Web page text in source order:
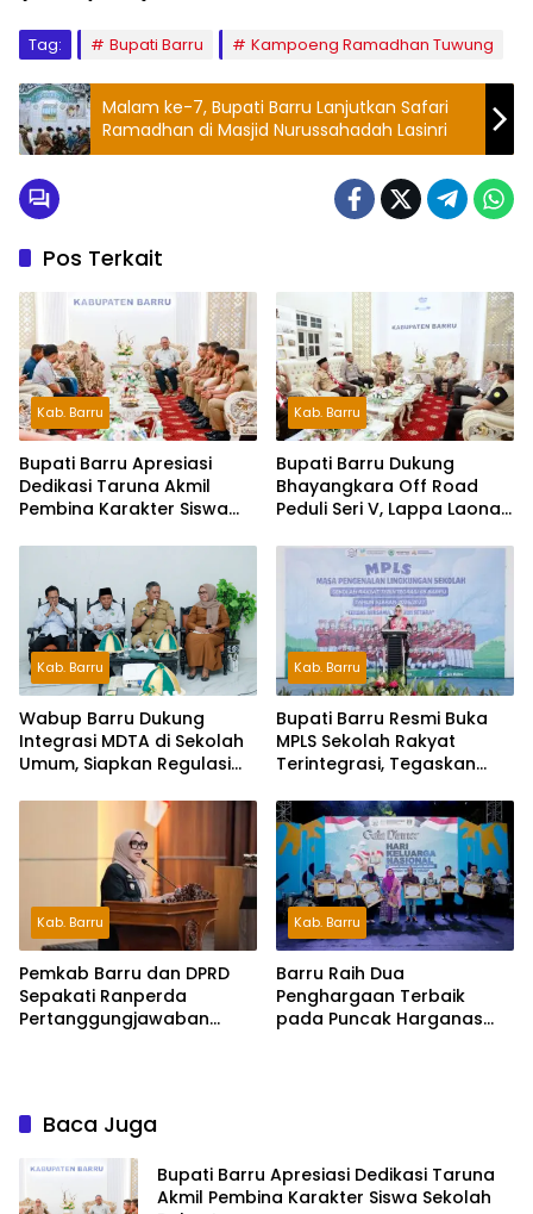
Tag: Bupati Barru Kampoeng Ramadhan Tuwung
Malam ke-7, Bupati Barru Lanjutkan Safari
Ramadhan di Masjid Nurussahadah Lasinri
Pos Terkait
Kab. Barru
Bupati Barru Apresiasi
Dedikasi Taruna Akmil
Pembina Karakter Siswa
Kab. Barru
Bupati Barru Dukung
Bhayangkara Off Road
Peduli Seri V, Lappa Laona
Peserta
Kab. Barru
Wabup Barru Dukung
Integrasi MDTA di Sekolah
Umum, Siapkan Regulasi
Kab. Barru
Bupati Barru Resmi Buka
MPLS Sekolah Rakyat
Terintegrasi, Tegaskan
Depan Generasi
Kab. Barru
Pemkab Barru dan DPRD
Sepakati Ranperda
Pertanggungjawaban
Kab. Barru
Barru Raih Dua
Penghargaan Terbaik
pada Puncak Harganas
Baca Juga
Bupati Barru Apresiasi Dedikasi Taruna
Akmil Pembina Karakter Siswa Sekolah